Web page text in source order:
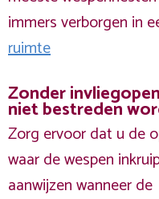
immers verborgen in
ruimte
Zonder
niet bestreden
Zorg ervoor dat u de
waar de wespen
aanwijzen wanneer de